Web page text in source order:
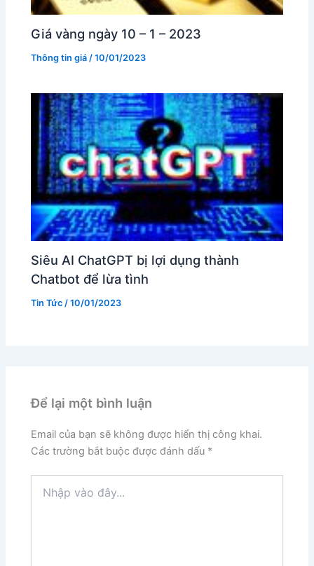
Giá vàng ngày 10 – 1 – 2023
Thông tin giá /10/01/2023
Siêu AI ChatGPT bị lợi dụng thành
Chatbot để lừa tình
Tin Tức /10/01/2023
Để lại một bình luận
Email của bạn sẽ không được hiển thị công khai.
Các trường bắt buộc được đánh dấu *
vào